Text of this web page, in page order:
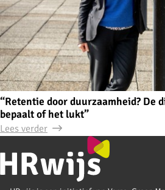
“Retentie door duurzaamheid? De
bepaalt of het lukt”
Lees verder